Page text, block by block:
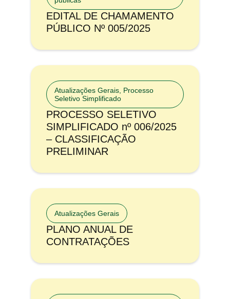
EDITAL DE CHAMAMENTO
PÚBLICO Nº 005/2025
Atualizações Gerais Processo
Seletivo Simplificado
PROCESSO SELETIVO
SIMPLIFICADO nº 006/2025
– CLASSIFICAÇÃO
PRELIMINAR
Atualizações Gerais
PLANO ANUAL DE
CONTRATAÇÕES